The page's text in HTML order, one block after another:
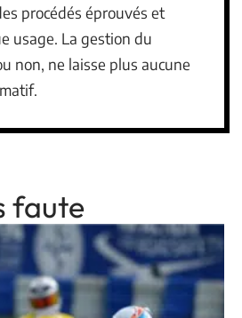
procédés éprouvés et
usage. La gestion du
non, ne laisse plus aucune
faute